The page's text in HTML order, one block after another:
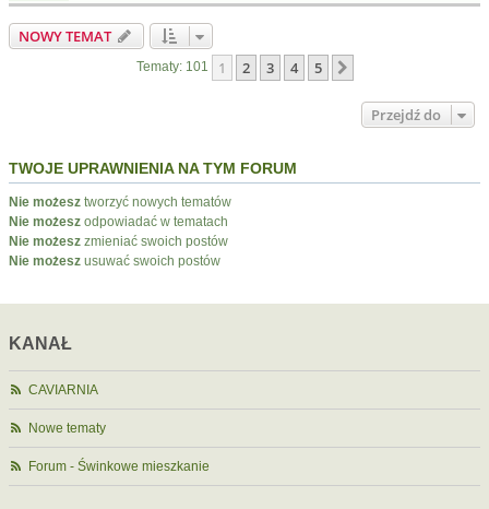
NOWY TEMAT
Tematy: 101 1 2 3 4 5
Przejdź do
TWOJE UPRAWNIENIA NA TYM FORUM
Nie możesz tworzyć nowych tematów
Nie możesz odpowiadać w tematach
Nie możesz zmieniać swoich postów
Nie możesz usuwać swoich postów
KANAŁ
CAVIARNIA
Nowe tematy
Forum - Świnkowe mieszkanie